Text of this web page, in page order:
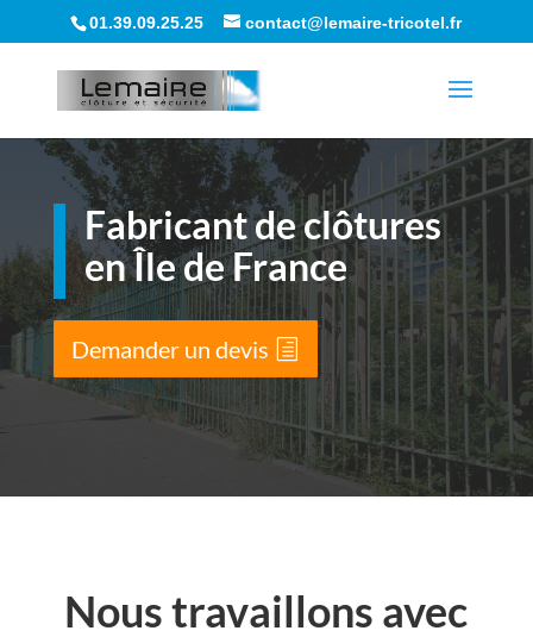
01.39.09.25.25 contact@lemaire-tricotel.fr
Fabricant de clôtures
en Île de France
Demander un devis
Nous travaillons avec